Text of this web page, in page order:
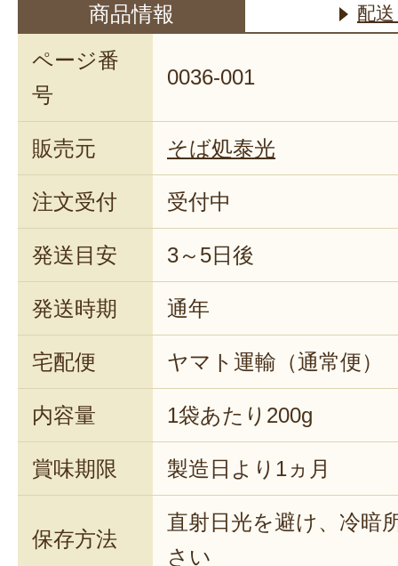
商品情報 配
ページ番
号
0036-001
販売元 そば処泰光
注文受付 受付中
発送目安 3～5日後
発送時期 通年
宅配便 ヤマト運輸（通常便）
内容量 1袋あたり200g
賞味期限 製造日より1ヵ月
保存方法
直射日光を避け、冷暗
さい